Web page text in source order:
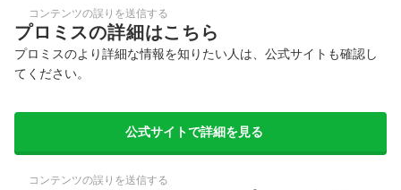
コンテンツの誤りを送信する
プロミスの詳細はこちら
プロミスのより詳細な情報を知りたい人は、公式サイトも確認し
てください。
公式サイトで詳細を見る
コンテンツの誤りを送信する